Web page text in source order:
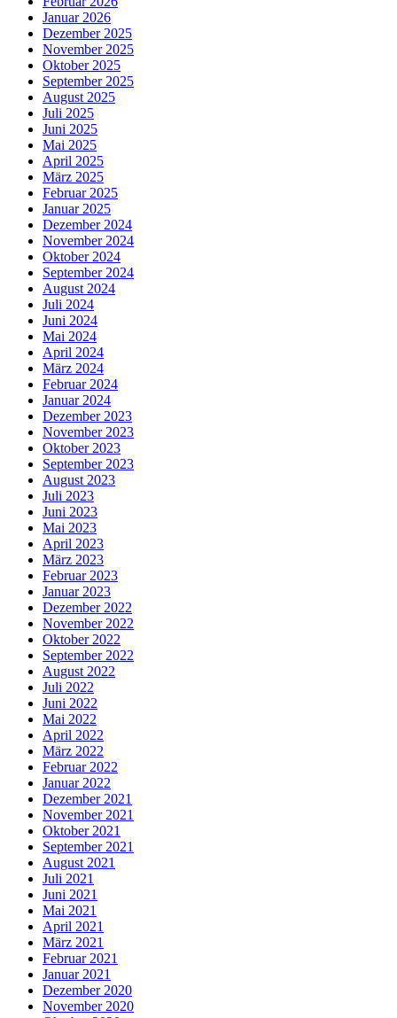
Januar 2026
Dezember 2025
November 2025
Oktober 2025
September 2025
August 2025
Juli 2025
Juni 2025
Mai 2025
April 2025
März 2025
Februar 2025
Januar 2025
Dezember 2024
November 2024
Oktober 2024
September 2024
August 2024
Juli 2024
Juni 2024
Mai 2024
April 2024
März 2024
Februar 2024
Januar 2024
Dezember 2023
November 2023
Oktober 2023
September 2023
August 2023
Juli 2023
Juni 2023
Mai 2023
April 2023
März 2023
Februar 2023
Januar 2023
Dezember 2022
November 2022
Oktober 2022
September 2022
August 2022
Juli 2022
Juni 2022
Mai 2022
April 2022
März 2022
Februar 2022
Januar 2022
Dezember 2021
November 2021
Oktober 2021
September 2021
August 2021
Juli 2021
Juni 2021
Mai 2021
April 2021
März 2021
Februar 2021
Januar 2021
Dezember 2020
November 2020